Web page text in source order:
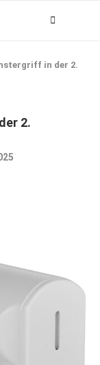
in der 2.
2.